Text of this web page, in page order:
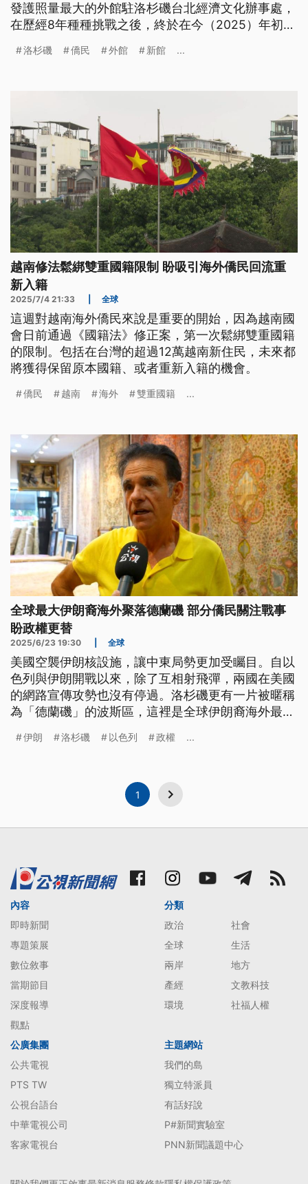
發護照量最大的外館駐洛杉磯台北經濟文化辦事處，
在歷經8年種種挑戰之後，終於在今（2025）年初成
造柔和文化空間，成為旅外僑民與國外訪客打卡熱
洛杉磯 僑民 外館 新館 ...
越南修法鬆綁雙重國籍限制 盼吸引海外僑民回流重
新入籍
2025/7/4 21:33 全球
這週對越南海外僑民來說是重要的開始，因為越南國
會日前通過《國籍法》修正案，第一次鬆綁雙重國籍
的限制。包括在台灣的超過12萬越南新住民，未來都
將獲得保留原本國籍、或者重新入籍的機會。
僑民 越南 海外 雙重國籍 ...
全球最大伊朗裔海外聚落德蘭磯 部分僑民關注戰事
盼政權更替
2025/6/23 19:30 全球
美國空襲伊朗核設施，讓中東局勢更加受矚目。自以
色列與伊朗開戰以來，除了互相射飛彈，兩國在美國
的網路宣傳攻勢也沒有停過。洛杉磯更有一片被暱稱
為「德蘭磯」的波斯區，這裡是全球伊朗裔海外最大
政權更替寄予厚望。
伊朗 洛杉磯 以色列 政權 ...
1
內容
即時新聞
專題策展
數位敘事
當期節目
深度報導
觀點
分類
政治
社會
全球
生活
兩岸
地方
產經
文教科技
環境
社福人權
公廣集團
公共電視
PTS TW
公視台語台
中華電視公司
客家電視台
主題網站
我們的島
獨立特派員
有話好說
P#新聞實驗室
PNN新聞議題中心